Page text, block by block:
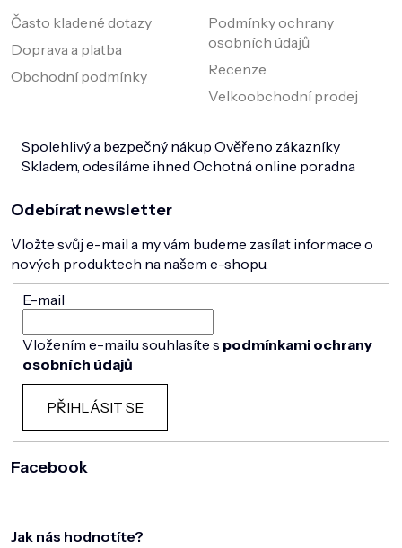
Často kladené dotazy
Doprava a platba
Obchodní podmínky
Podmínky ochrany
osobních údajů
Recenze
Velkoobchodní prodej
Spolehlivý a bezpečný nákup Ověřeno zákazníky
Skladem, odesíláme ihned Ochotná online poradna
Odebírat newsletter
Vložte svůj e-mail a my vám budeme zasílat informace o
nových produktech na našem e-shopu.
E-mail
Vložením e-mailu souhlasíte s podmínkami ochrany
osobních údajů
PŘIHLÁSIT SE
Facebook
Jak nás hodnotíte?